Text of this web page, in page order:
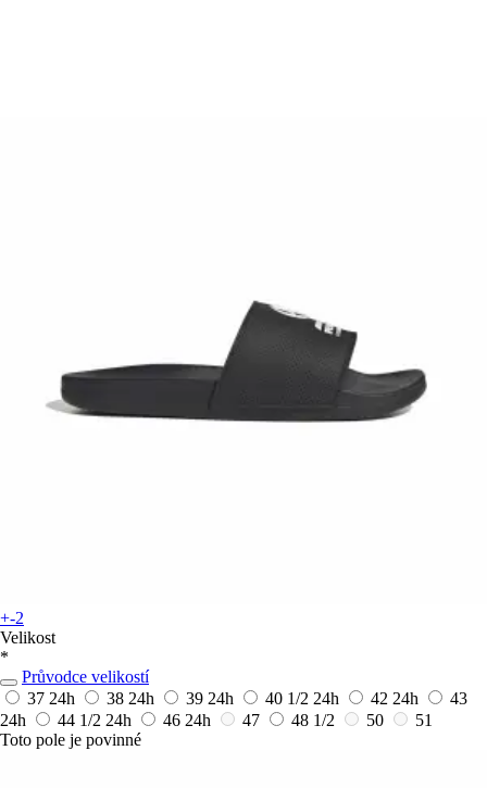
+-2
Velikost
*
Průvodce velikostí
37 24h 38 24h 39 24h 40 1/2 24h 42 24h
43
24h
44 1/2 24h 46 24h 47 48 1/2 50
51
Toto pole je povinné